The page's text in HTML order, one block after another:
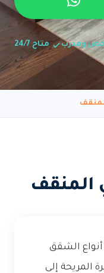
ومدرب متاح 24/7
الشقق
المريحة إلى